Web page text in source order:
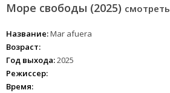
Море свободы (2025)
Название:Mar afuera
Возраст:
Год выхода:2025
Режиссер:
Время: